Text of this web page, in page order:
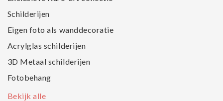
Schilderijen
Eigen foto als wanddecoratie
Acrylglas schilderijen
3D Metaal schilderijen
Fotobehang
Bekijk alle